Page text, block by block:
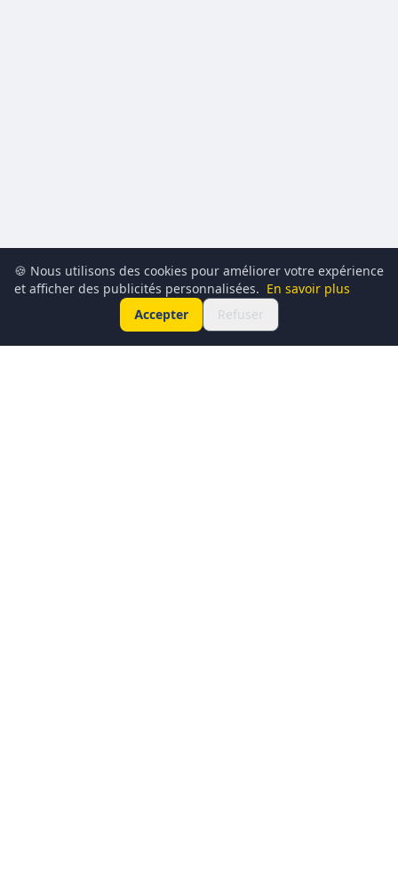
🍪 Nous utilisons des cookies pour améliorer votre expérience
et afficher des publicités personnalisées. En savoir plus
Accepter
Refuser